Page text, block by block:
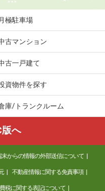
月極駐車場
古マンション
古一戸建て
資物件を探す
庫/トランクルーム
版へ
からの情報の外部送信について
不動産情報に関する免責事項
税に関する表記について